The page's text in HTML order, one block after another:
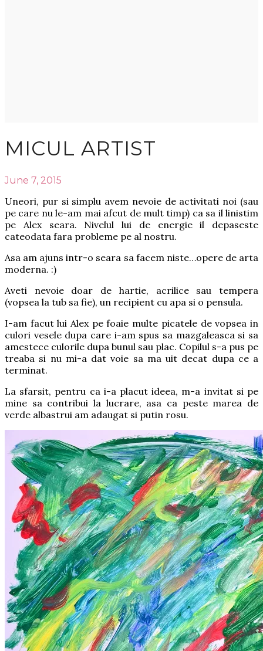
MICUL ARTIST
June 7, 2015
Uneori, pur si simplu avem nevoie de activitati noi (sau
pe care nu le-am mai afcut de mult timp) ca sa il linistim
pe Alex seara. Nivelul lui de energie il depaseste
cateodata fara probleme pe al nostru.
Asa am ajuns intr-o seara sa facem niste…opere de arta
moderna. :)
Aveti nevoie doar de hartie, acrilice sau tempera
(vopsea la tub sa fie), un recipient cu apa si o pensula.
I-am facut lui Alex pe foaie multe picatele de vopsea in
culori vesele dupa care i-am spus sa mazgaleasca si sa
amestece culorile dupa bunul sau plac. Copilul s-a pus pe
treaba si nu mi-a dat voie sa ma uit decat dupa ce a
terminat.
La sfarsit, pentru ca i-a placut ideea, m-a invitat si pe
mine sa contribui la lucrare, asa ca peste marea de
verde albastrui am adaugat si putin rosu.